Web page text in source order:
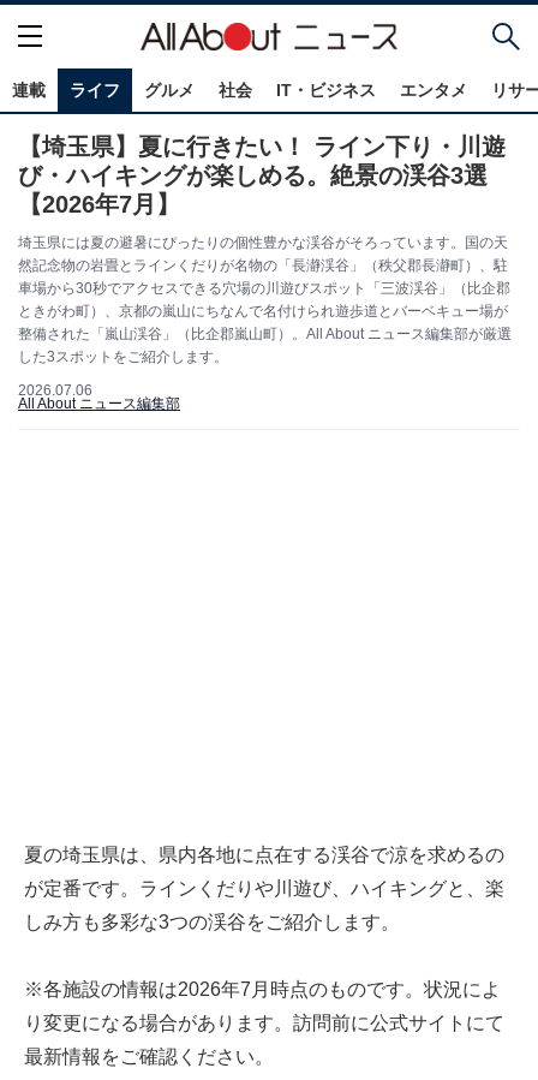
連載 ライフ グルメ 社会 IT・ビジネス エンタメ リサ
【埼玉県】夏に行きたい！ ライン下り・川遊
び・ハイキングが楽しめる。絶景の渓谷3選
【2026年7月】
埼玉県には夏の避暑にぴったりの個性豊かな渓谷がそろっています。国の天
然記念物の岩畳とラインくだりが名物の「長瀞渓谷」（秩父郡長瀞町）、駐
車場から30秒でアクセスできる穴場の川遊びスポット「三波渓谷」（比企郡
ときがわ町）、京都の嵐山にちなんで名付けられ遊歩道とバーベキュー場が
整備された「嵐山渓谷」（比企郡嵐山町）。All About ニュース編集部が厳選
した3スポットをご紹介します。
2026.07.06
All About ニュース編集部
夏の埼玉県は、県内各地に点在する渓谷で涼を求めるの
が定番です。ラインくだりや川遊び、ハイキングと、楽
しみ方も多彩な3つの渓谷をご紹介します。
※各施設の情報は2026年7月時点のものです。状況によ
り変更になる場合があります。訪問前に公式サイトにて
最新情報をご確認ください。